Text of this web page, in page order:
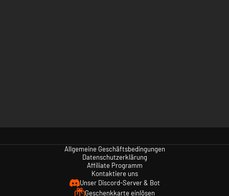
Allgemeine Geschäftsbedingungen
Datenschutzerklärung
Affiliate Programm
Kontaktiere uns
Unser Discord-Server & Bot
Geschenkkarte einlösen